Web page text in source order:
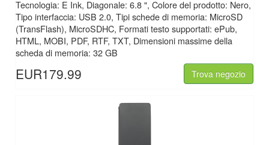
Tecnologia: E Ink, Diagonale: 6.8 ", Colore del prodotto: Nero,
Tipo interfaccia: USB 2.0, Tipi schede di memoria: MicroSD
(TransFlash), MicroSDHC, Formati testo supportati: ePub,
HTML, MOBI, PDF, RTF, TXT, Dimensioni massime della
scheda di memoria: 32 GB
EUR179.99 Trova negozio